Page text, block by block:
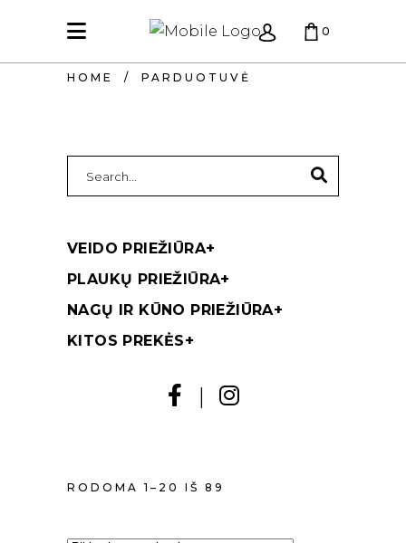
0
HOME / PARDUOTUVĖ
RODOMA 1–20 IŠ 89
FOR:
VEIDO PRIEŽIŪRA+
PLAUKŲ PRIEŽIŪRA+
NAGŲ IR KŪNO PRIEŽIŪRA+
KITOS PREKĖS+